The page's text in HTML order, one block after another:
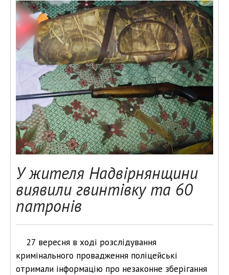
У жителя Надвірнянщини
виявили гвинтівку та 60
патронів
27 вересня в ході розслідування
кримінального провадження поліцейські
отримали інформацію про незаконне зберігання